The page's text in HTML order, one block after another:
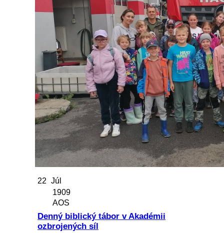
22 Júl
1909
AOS
Denný biblický tábor v Akadémii
ozbrojených síl